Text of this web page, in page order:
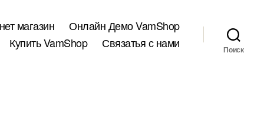
магазин
Онлайн Демо VamShop
Купить VamShop
Связатья с нами Поиск